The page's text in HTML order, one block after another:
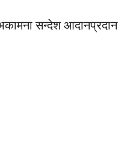
सन्देश आदानप्रदान